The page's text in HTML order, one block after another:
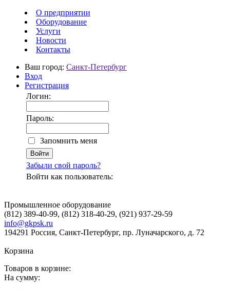
О предприятии
Оборудование
Услуги
Новости
Контакты
Ваш город: Санкт-Петербург
Вход
Регистрация
Логин:
Пароль:
Запомнить меня
Забыли свой пароль?
Войти как пользователь:
Промышленное оборудование
(812) 389-40-99, (812) 318-40-29, (921) 937-29-59
info@gkpsk.ru
194291 Россия, Санкт-Петербург, пр. Луначарского, д. 72
Корзина
Товаров в корзине:
На сумму: